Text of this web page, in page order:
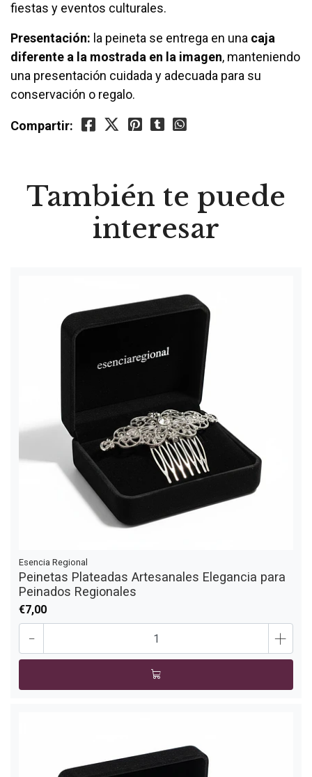
fiestas y eventos culturales.
Presentación: la peineta se entrega en una caja
diferente a la mostrada en la imagen, manteniendo
una presentación cuidada y adecuada para su
conservación o regalo.
Compartir:
También te puede
interesar
Esencia Regional
Peinetas Plateadas Artesanales Elegancia para
Peinados Regionales
€7,00
- +